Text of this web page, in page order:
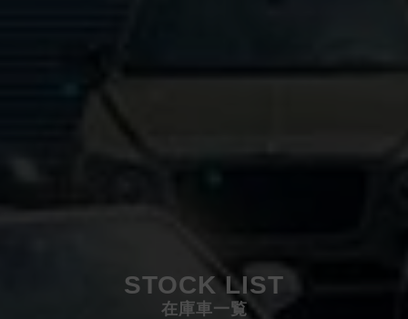
STOCK LIST
在庫車一覧